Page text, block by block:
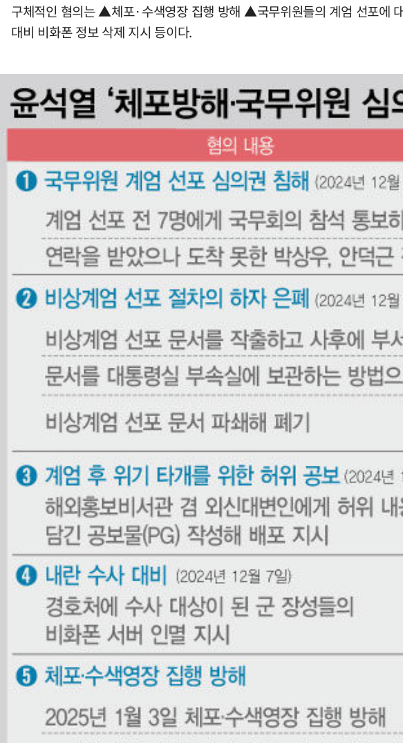
구체적인 혐의는 ▲체포·수색영장 집행 방해 ▲국무위원들의 계엄 선포
대비 비화폰 정보 삭제 지시 등이다.